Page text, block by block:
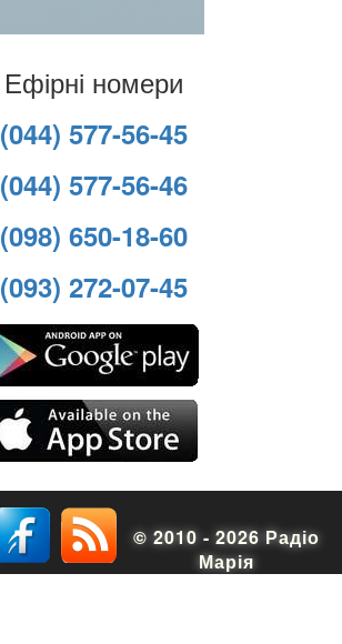
Ефірні номери
(044) 577-56-45
(044) 577-56-46
(098) 650-18-60
(093) 272-07-45
© 2010 - 2026 Радіо
Марія